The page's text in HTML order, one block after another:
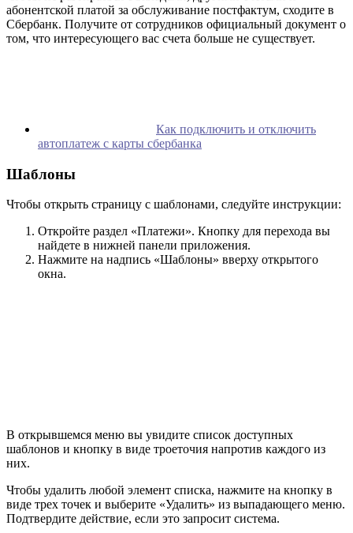
абонентской платой за обслуживание постфактум, сходите в
Сбербанк. Получите от сотрудников официальный документ о
том, что интересующего вас счета больше не существует.
Как подключить и отключить
автоплатеж с карты сбербанка
Шаблоны
Чтобы открыть страницу с шаблонами, следуйте инструкции:
Откройте раздел «Платежи». Кнопку для перехода вы
найдете в нижней панели приложения.
Нажмите на надпись «Шаблоны» вверху открытого
окна.
В открывшемся меню вы увидите список доступных
шаблонов и кнопку в виде троеточия напротив каждого из
них.
Чтобы удалить любой элемент списка, нажмите на кнопку в
виде трех точек и выберите «Удалить» из выпадающего меню.
Подтвердите действие, если это запросит система.